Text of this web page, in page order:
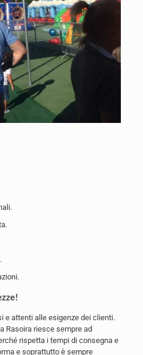
e attenti alle esigenze dei clienti.
Rasoira riesce sempre ad
rispetta i tempi di consegna e
e soprattutto è sempre